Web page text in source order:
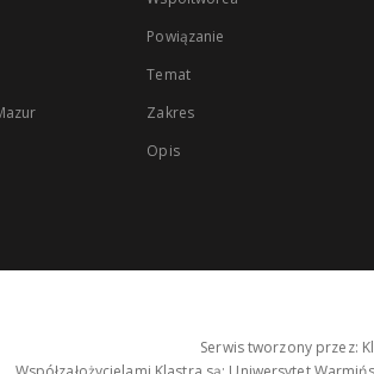
Powiązanie
Temat
Zakres
Opis
Serwis tworzony przez: